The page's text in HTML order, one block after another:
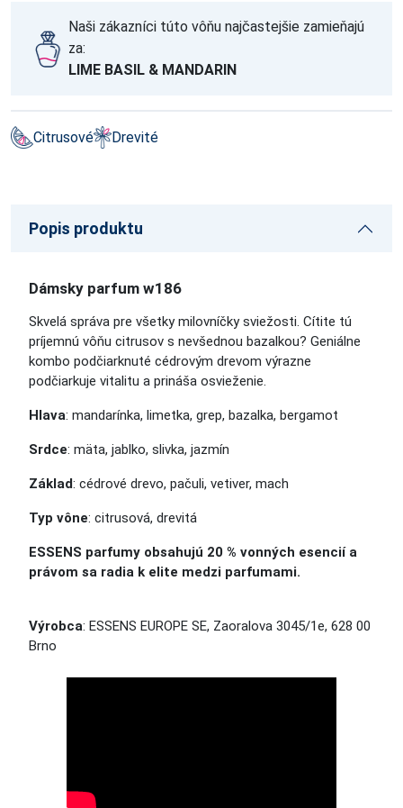
Naši zákazníci túto vôňu najčastejšie zamieňajú
za:
LIME BASIL & MANDARIN
Citrusové Drevité
Popis produktu
Dámsky parfum w186
Skvelá správa pre všetky milovníčky sviežosti. Cítite tú
príjemnú vôňu citrusov s nevšednou bazalkou? Geniálne
kombo podčiarknuté cédrovým drevom výrazne
podčiarkuje vitalitu a prináša osvieženie.
Hlava: mandarínka, limetka, grep, bazalka, bergamot
Srdce: mäta, jablko, slivka, jazmín
Základ: cédrové drevo, pačuli, vetiver, mach
Typ vône: citrusová, drevitá
ESSENS parfumy obsahujú 20 % vonných esencií a
právom sa radia k elite medzi parfumami.
Výrobca: ESSENS EUROPE SE, Zaoralova 3045/1e, 628 00
Brno